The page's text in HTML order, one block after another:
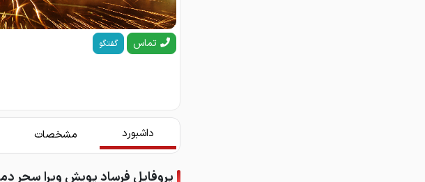
تماس گفتگو
داشبورد مشخصات
پروفایل فرساد پویش ویرا سحر